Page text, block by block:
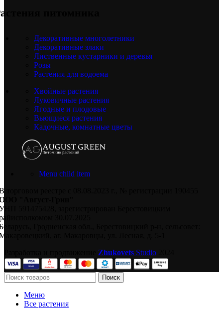
питомника
Декоративные многолетники
Декоративные злаки
Лиственные кустарники и деревья
Розы
Растения для водоема
Хвойные растения
Луковичные растения
Ягодные и плодовые
Вьющиеся растения
Кадочные, комнатные цветы
Menu child item
торговом реестре с 08.08.2023 г., № регистрации 190455
"Август-Грин"
591475428, зарегистрирован Берестовицким
30.07.2025
Гродненская обл., Берестовицкий р-н, сельсовет:
аг. Макаровцы, ул. Лесная, д. 5-1
Zhukovets Studio
Поиск
Меню
Все растения